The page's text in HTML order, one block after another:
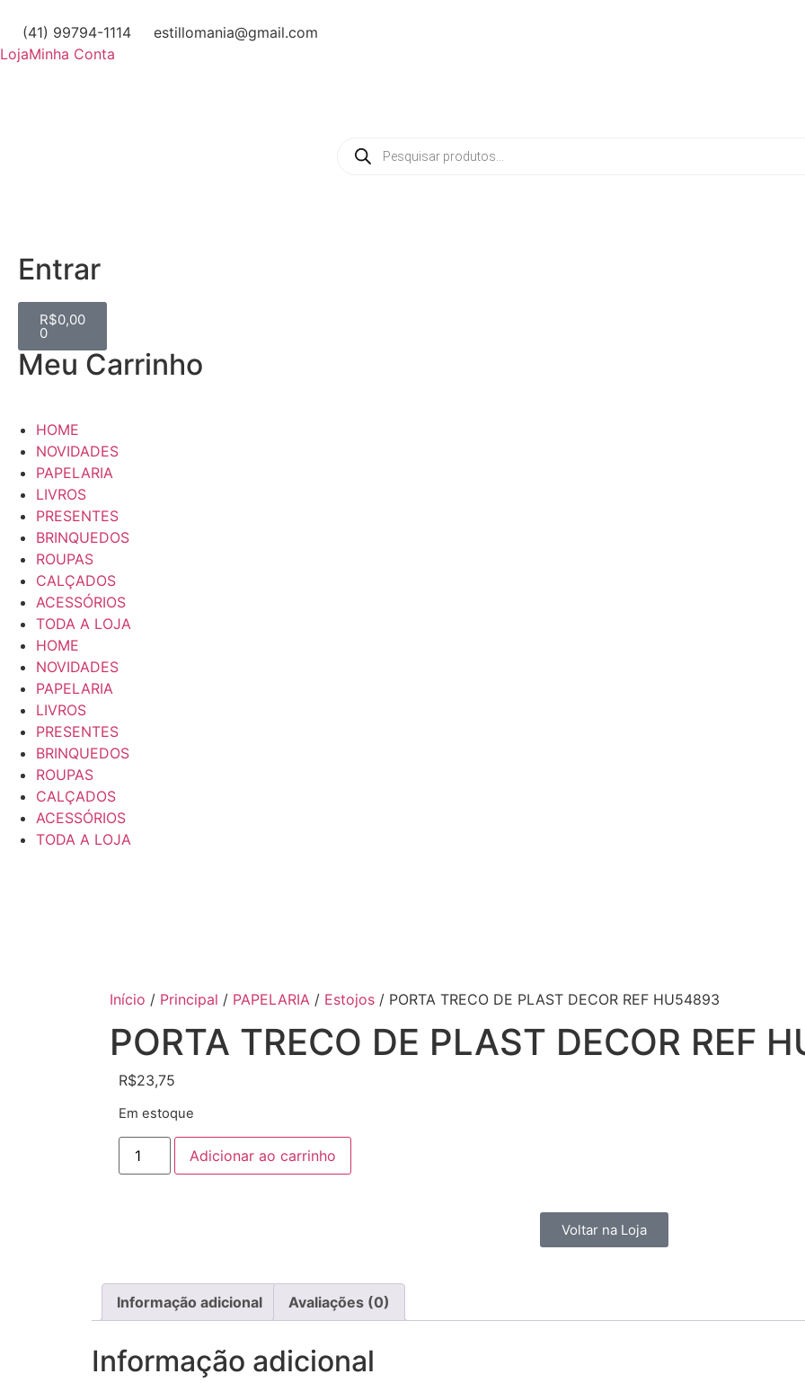
(41) 99794-1114
estillomania@gmail.com
LojaMinha Conta
Entrar
R$0,00
0
Meu Carrinho
HOME
NOVIDADES
PAPELARIA
LIVROS
PRESENTES
BRINQUEDOS
ROUPAS
CALÇADOS
ACESSÓRIOS
TODA A LOJA
HOME
NOVIDADES
PAPELARIA
LIVROS
PRESENTES
BRINQUEDOS
ROUPAS
CALÇADOS
ACESSÓRIOS
TODA A LOJA
Início / Principal / PAPELARIA / Estojos / PORTA TRECO DE PLAST DECOR REF HU54893
PORTA TRECO DE PLAST DECOR REF
R$23,75
Em estoque
Adicionar ao carrinho
Voltar na Loja
Informação adicional Avaliações (0)
Informação adicional